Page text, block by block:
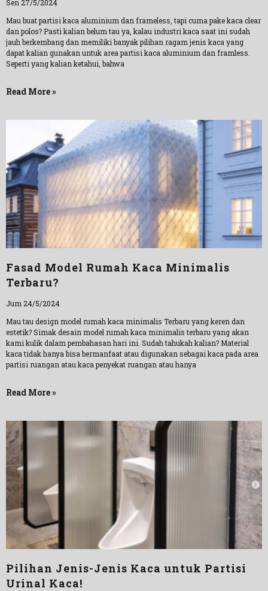
Sen 27/5/2024
Mau buat partisi kaca aluminium dan frameless, tapi cuma pake kaca clear
dan polos? Pasti kalian belum tau ya, kalau industri kaca saat ini sudah
jauh berkembang dan memiliki banyak pilihan ragam jenis kaca yang
dapat kalian gunakan untuk area partisi kaca aluminium dan framless.
Seperti yang kalian ketahui, bahwa
Read More »
Fasad Model Rumah Kaca Minimalis
Terbaru?
Jum 24/5/2024
Mau tau design model rumah kaca minimalis Terbaru yang keren dan
estetik? Simak desain model rumah kaca minimalis terbaru yang akan
kami kulik dalam pembahasan hari ini. Sudah tahukah kalian? Material
kaca tidak hanya bisa bermanfaat atau digunakan sebagai kaca pada area
partisi ruangan atau kaca penyekat ruangan atau hanya
Read More »
Pilihan Jenis-Jenis Kaca untuk Partisi
Urinal Kaca!